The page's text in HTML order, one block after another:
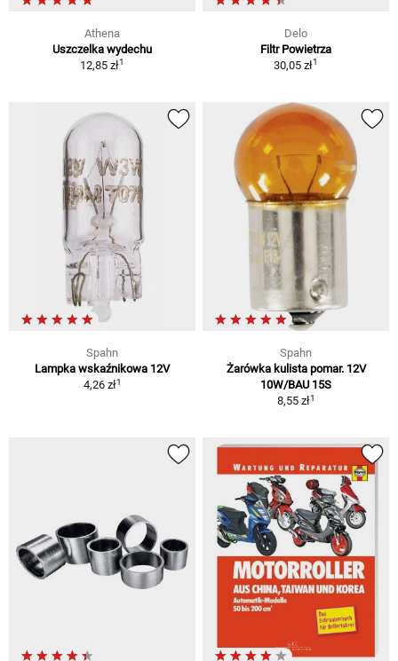
Athena
Uszczelka wydechu
12,85 zł1
Delo
Filtr Powietrza
30,05 zł1
Spahn
Lampka wskaźnikowa 12V
4,26 zł1
Spahn
Żarówka kulista pomar. 12V
10W/BAU 15S
8,55 zł1